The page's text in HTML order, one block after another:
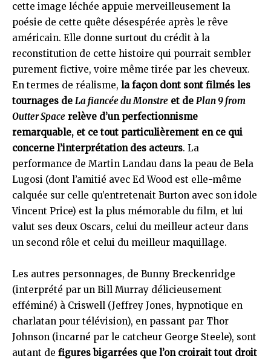
cette image léchée appuie merveilleusement la
poésie de cette quête désespérée après le rêve
américain. Elle donne surtout du crédit à la
reconstitution de cette histoire qui pourrait sembler
purement fictive, voire même tirée par les cheveux.
En termes de réalisme, la façon dont sont filmés les
tournages de La fiancée du Monstre et de Plan 9 from
Outter Space relève d’un perfectionnisme
remarquable, et ce tout particulièrement en ce qui
concerne l’interprétation des acteurs. La
performance de Martin Landau dans la peau de Bela
Lugosi (dont l’amitié avec Ed Wood est elle-même
calquée sur celle qu’entretenait Burton avec son idole
Vincent Price) est la plus mémorable du film, et lui
valut ses deux Oscars, celui du meilleur acteur dans
un second rôle et celui du meilleur maquillage.
Les autres personnages, de Bunny Breckenridge
(interprété par un Bill Murray délicieusement
efféminé) à Criswell (Jeffrey Jones, hypnotique en
charlatan pour télévision), en passant par Thor
Johnson (incarné par le catcheur George Steele), sont
autant de figures bigarrées que l’on croirait tout droit